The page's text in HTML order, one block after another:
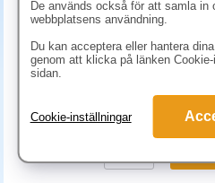
1506.30
De används också för att samla in
webbplatsens användning.
Du kan acceptera eller hantera
genom att klicka på länken
sidan.
Cookie-inställningar